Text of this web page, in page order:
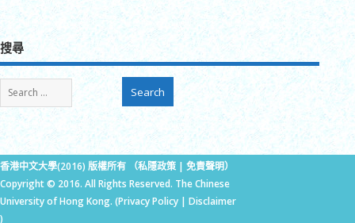
搜尋
香港中文大學(2016) 版權所有 （私隱政策 | 免責聲明）
Copyright © 2016. All Rights Reserved. The Chinese
University of Hong Kong. (Privacy Policy | Disclaimer
)